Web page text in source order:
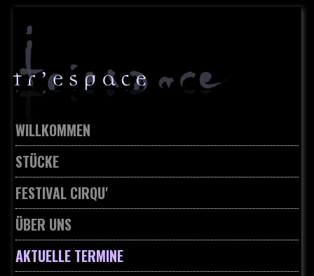
navigation
Skip
to
content
WILLKOMMEN
STÜCKE
FESTIVAL CIRQU'
ÜBER UNS
AKTUELLE TERMINE